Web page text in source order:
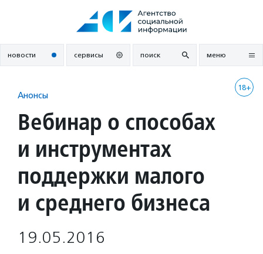
новости сервисы поиск меню
18+
Анонсы
Вебинар о способах
и инструментах
поддержки малого
и среднего бизнеса
19.05.2016